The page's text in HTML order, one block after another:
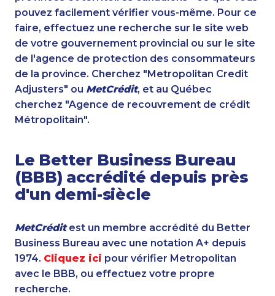
pouvez facilement vérifier vous-même. Pour ce
faire, effectuez une recherche sur le site web
de votre gouvernement provincial ou sur le site
de l'agence de protection des consommateurs
de la province. Cherchez "Metropolitan Credit
Adjusters" ou MetCrédit, et au Québec
cherchez "Agence de recouvrement de crédit
Métropolitain".
Le Better Business Bureau
(BBB) accrédité depuis près
d'un demi-siècle
MetCréditest un membre accrédité du Better
Business Bureau avec une notation A+ depuis
1974. Cliquez ici pour vérifier Metropolitan
avec le BBB, ou effectuez votre propre
recherche.